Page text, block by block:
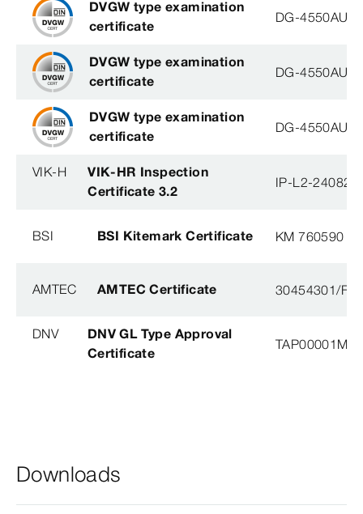
DVGW type examination
certificate
DG-
DVGW type examination
certificate
DG-
DVGW type examination
certificate
DG-
VIK-H
VIK-HR Inspection
Certificate 3.2
IP-L2-
BSI BSI Kitemark Certificate KM 760590
AMTEC AMTEC Certificate 30454301/
DNV
DNV GL Type Approval
Certificate
TAP00001M5,
Downloads